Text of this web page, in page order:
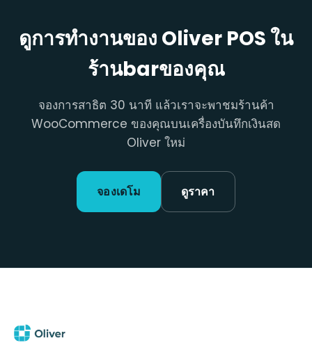
ดูการทำงานของ Oliver POS ใน
ร้านbarของคุณ
จองการสาธิต 30 นาที แล้วเราจะพาชมร้านค้า
WooCommerce ของคุณบนเครื่องบันทึกเงินสด
Oliver ใหม่
จองเดโม ดูราคา